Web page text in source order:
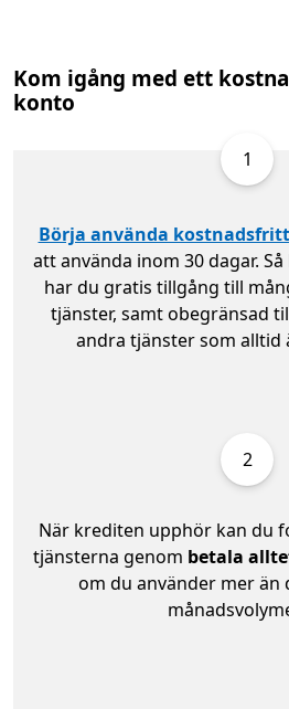
Kom igång med ett
konto
1
Börja använda kostnadsfritt
att använda inom 30 dagar.
har du gratis tillgång till
tjänster, samt obegränsad
andra tjänster som alltid
2
När krediten upphör kan du
tjänsterna genom betala
om du använder mer än